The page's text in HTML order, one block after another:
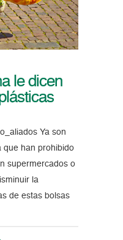
le dicen
Ya son
que han prohibido
supermercados o
la
de estas bolsas